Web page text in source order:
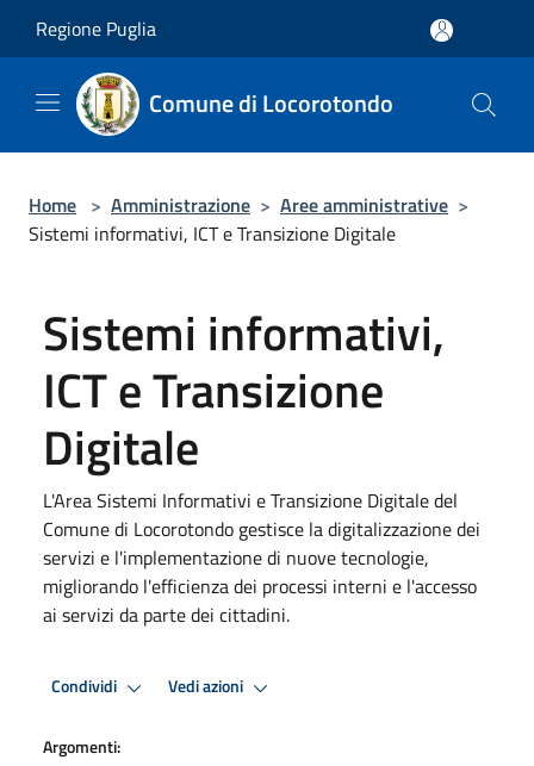
Regione Puglia
Comune di Locorotondo
Home > Amministrazione > Aree amministrative >
Sistemi informativi, ICT e Transizione Digitale
Sistemi informativi,
ICT e Transizione
Digitale
L'Area Sistemi Informativi e Transizione Digitale del
Comune di Locorotondo gestisce la digitalizzazione dei
servizi e l'implementazione di nuove tecnologie,
migliorando l'efficienza dei processi interni e l'accesso
ai servizi da parte dei cittadini.
Condividi Vedi azioni
Argomenti: